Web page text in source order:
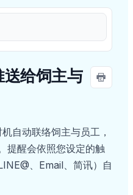
送给饲主与
自动联络饲主与员工，
提醒会依照您设定的触
、Email、简讯）自